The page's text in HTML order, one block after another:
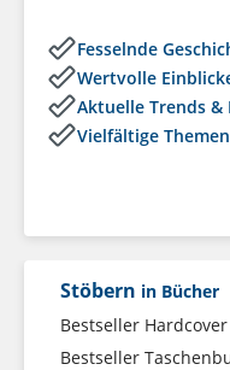
Fesselnde
Wertvolle
Aktuelle Trends &
Vielfältige
Stöbern in Bücher
Bestseller Hardcover
Bestseller